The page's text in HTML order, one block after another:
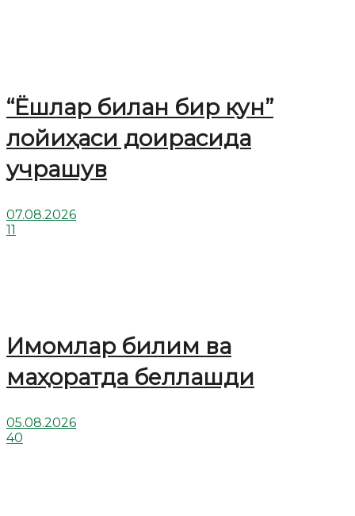
“Ёшлар билан бир кун”
лойиҳаси доирасида
учрашув
07.08.2026
11
Имомлар билим ва
маҳоратда беллашди
05.08.2026
40